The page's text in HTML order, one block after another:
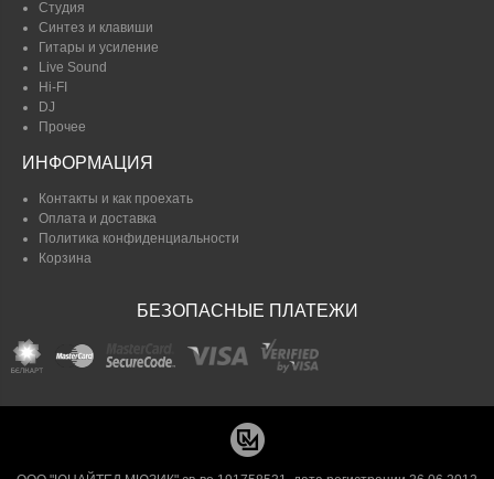
Студия
Синтез и клавиши
Гитары и усиление
Live Sound
Hi-FI
DJ
Прочее
ИНФОРМАЦИЯ
Контакты и как проехать
Оплата и доставка
Политика конфиденциальности
Корзина
БЕЗОПАСНЫЕ ПЛАТЕЖИ